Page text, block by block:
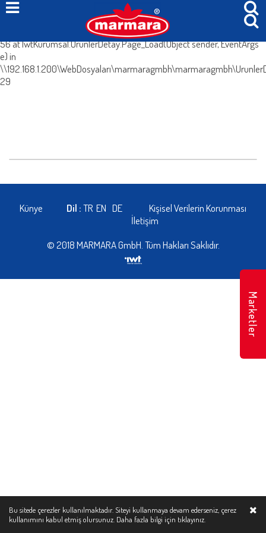
System.Web.HttpException (0x80004005): Böyle bir içerik yok. at
IwtKurumsal.UrunlerDetay.IcerikleriGetir() in
56 at IwtKurumsal.UrunlerDetay.Page_Load(Object sender, EventArgs
e) in
29
Künye Dil :TR EN DE
Kişisel Verilerin Korunması
İletişim
© 2018 MARMARA GmbH. Tüm Hakları Saklıdır.
Bu sitede çerezler kullanılmaktadır. Siteyi kullanmaya devam ederseniz, çerez
kullanımını kabul etmiş olursunuz. Daha fazla bilgi için tıklayınız.
Marketler